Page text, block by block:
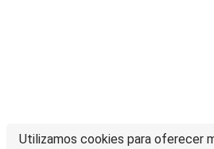
Utilizamos cookies para oferecer